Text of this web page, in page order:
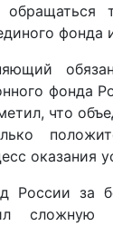
обращаться
фонда
фонда
что
оказания
России за
сложную